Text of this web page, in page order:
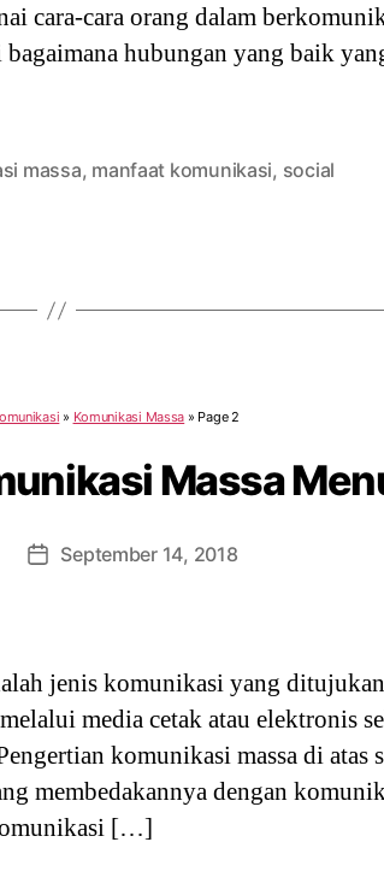
cara-cara orang dalam
hubungan yang baik
massa, manfaat komunikasi, social
» Komunikasi Massa » Page 2
Massa
PostSeptember 14, 2018
jenis komunikasi yang
media cetak atau elektronis
komunikasi massa di atas
membedakannya dengan
[…]